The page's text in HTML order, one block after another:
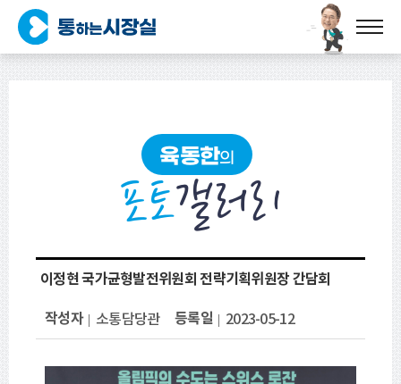
육동한의
포토갤러리
이정현 국가균형발전위원회 전략기획위원장 간담회
작성자 소통담당관 등록일 2023-05-12